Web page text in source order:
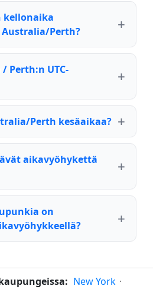
kellonaika
Perth?
Perth:n UTC-
Perth kesäaikaa?
aikavyöhykettä
on
New York ·